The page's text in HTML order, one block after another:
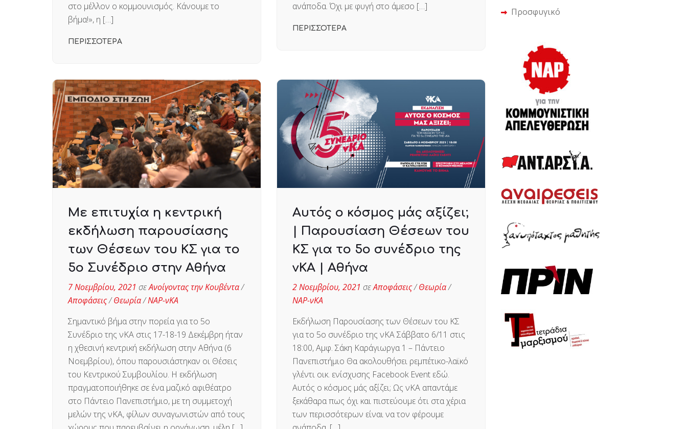
στο μέλλον ο κομμουνισμός. Κάνουμε το
βήμα!», η […]
ΠΕΡΙΣΣΟΤΕΡΑ
ανάποδα. Όχι με φυγή στο άμεσο […]
ΠΕΡΙΣΣΟΤΕΡΑ
Με επιτυχία η κεντρική
εκδήλωση παρουσίασης
των Θέσεων του ΚΣ για το
5ο Συνέδριο στην Αθήνα
7 Νοεμβρίου, 2021 σεΑνοίγοντας την Κουβέντα/
Αποφάσεις/Θεωρία/ΝΑΡ-νΚΑ
Σημαντικό βήμα στην πορεία για το 5ο
Συνέδριο της νΚΑ στις 17-18-19 Δεκέμβρη ήταν
η χθεσινή κεντρική εκδήλωση στην Αθήνα (6
Νοεμβρίου), όπου παρουσιάστηκαν οι Θέσεις
του Κεντρικού Συμβουλίου. Η εκδήλωση
πραγματοποιήθηκε σε ένα μαζικό αφιθέατρο
στο Πάντειο Πανεπιστήμιο, με τη συμμετοχή
μελών της νΚΑ, φίλων συναγωνιστών από τους
Αυτός ο κόσμος μάς αξίζει;
| Παρουσίαση Θέσεων του
ΚΣ για το 5ο συνέδριο της
νΚΑ | Αθήνα
2 Νοεμβρίου, 2021 σεΑποφάσεις/Θεωρία/
ΝΑΡ-νΚΑ
Εκδήλωση Παρουσίασης των Θέσεων του ΚΣ
για το 5ο συνέδριο της νΚΑ Σάββατο 6/11 στις
18:00, Αμφ. Σάκη Καράγιωργα 1 – Πάντειο
Πανεπιστήμιο Θα ακολουθήσει ρεμπέτικο-λαϊκό
γλέντι οικ. ενίσχυσης Facebook Event εδώ.
Αυτός ο κόσμος μάς αξίζει; Ως νΚΑ απαντάμε
ξεκάθαρα πως όχι και πιστεύουμε ότι στα χέρια
των περισσότερων είναι να τον φέρουμε
Προσφυγικό